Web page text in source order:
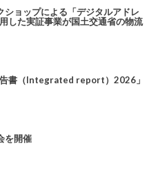
ショップによる「デジタルアドレ
した実証事業が国土交通省の物流
告書（Integrated report）2026」
を開催